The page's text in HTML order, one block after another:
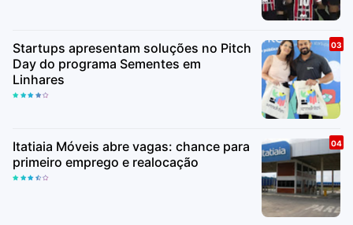
Startups apresentam soluções no Pitch
Day do programa Sementes em
Linhares
Itatiaia Móveis abre vagas: chance para
primeiro emprego e realocação